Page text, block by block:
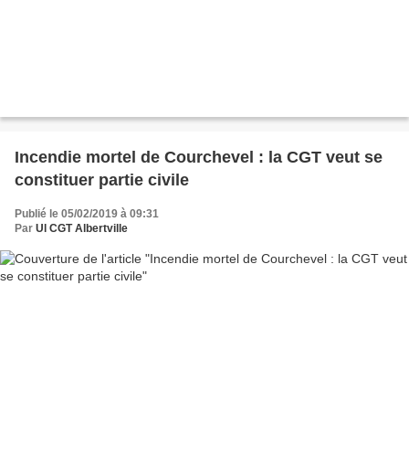
Incendie mortel de Courchevel : la CGT veut se
constituer partie civile
Publié le 05/02/2019 à 09:31
Par Ul CGT Albertville